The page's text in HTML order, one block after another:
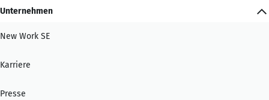
Unternehmen
New Work SE
Karriere
Presse